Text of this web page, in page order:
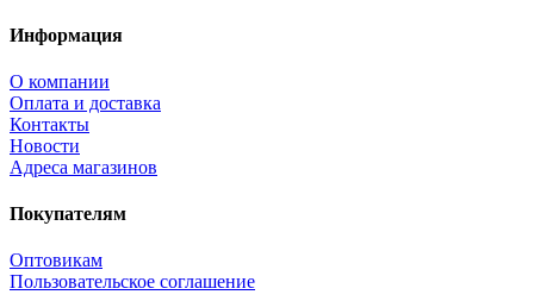
Информация
О компании
Оплата и доставка
Контакты
Новости
Адреса магазинов
Покупателям
Оптовикам
Пользовательское соглашение